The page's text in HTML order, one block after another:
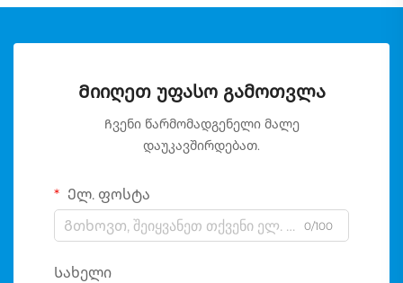
Მიიღეთ უფასო გამოთვლა
Ჩვენი წარმომადგენელი მალე
დაუკავშირდებათ.
Ელ. ფოსტა
0/100
Სახელი